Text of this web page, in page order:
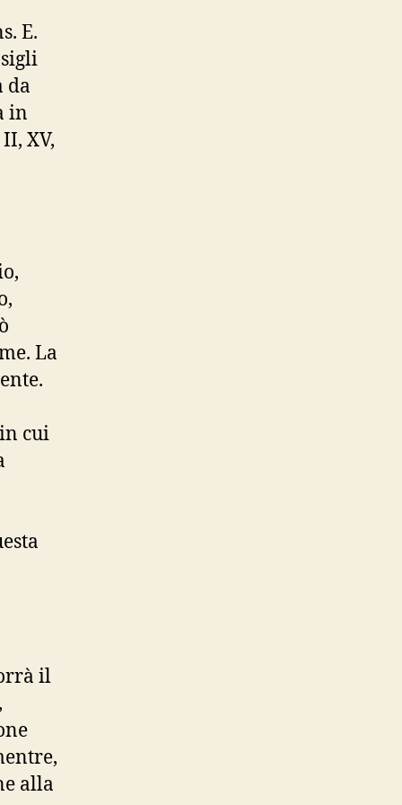
E.
da
in
XV,
La
cui
il
alla